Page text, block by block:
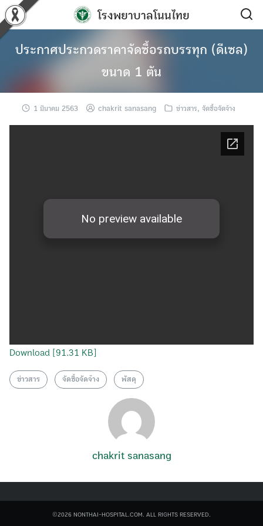
Skip
to
content
โรงพยาบาลโนนไทย
Search
ประกาศประกวดราคาจัดซื้อรถบรรทุก (ดีเซล)
ขนาด 1 ตัน
1 มีนาคม 2563 chakrit sanasang ข่าวสาร, จัดซื้อจัดจ้าง
Download [91.31 KB]
ข่าวสาร จัดซื้อจัดจ้าง พัสดุ
chakrit sanasang
©2026 NONTHAI-HOSPITAL.COM. ALL RIGHTS RESERVED.